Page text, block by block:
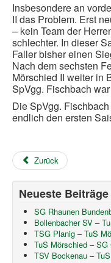
Insbesondere an
II das Problem. Erst
– kein Team der
schlechter. In dieser
Faller bisher einen
Nach dem sechsten
Mörschied II weiter in
SpVgg. Fischbach
Die SpVgg.
endlich den ersten
Zurück
Neueste Beiträge
SG Rhaunen
Bollenbacher SV –
TSG Planig – TuS
TuS Mörschied –
TSV Bockenau –